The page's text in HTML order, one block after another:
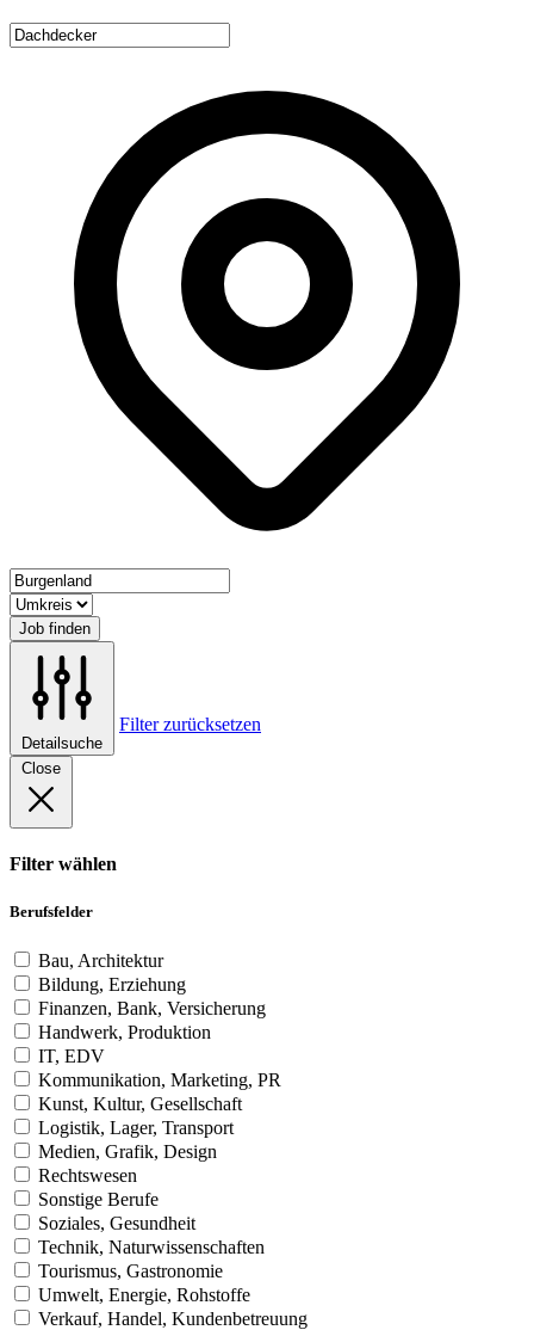
Job finden
Detailsuche
Filter zurücksetzen
Close
Filter wählen
Berufsfelder
Bau, Architektur
Bildung, Erziehung
Finanzen, Bank, Versicherung
Handwerk, Produktion
IT, EDV
Kommunikation, Marketing, PR
Kunst, Kultur, Gesellschaft
Logistik, Lager, Transport
Medien, Grafik, Design
Rechtswesen
Sonstige Berufe
Soziales, Gesundheit
Technik, Naturwissenschaften
Tourismus, Gastronomie
Umwelt, Energie, Rohstoffe
Verkauf, Handel, Kundenbetreuung